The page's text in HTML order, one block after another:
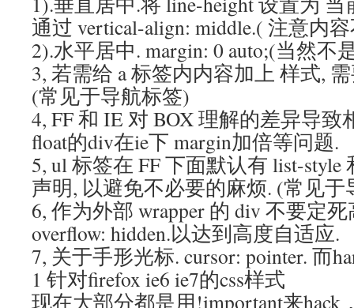
通过 vertical-align: middle.( 注意内
2).水平居中. margin: 0 auto;(当然不
3, 若需给 a 标签内内容加上 样式,
(常见于导航标签)
4, FF 和 IE 对 BOX 理解的差异导致
float的div在ie下 margin加倍等问题.
5, ul 标签在 FF 下面默认有 list-style
声明, 以避免不必要的麻烦. (常见
6, 作为外部 wrapper 的 div 不要定
overflow: hidden.以达到高度自适应.
7, 关于手形光标. cursor: pointer. 而
1 针对firefox ie6 ie7的css样式
现在大部分都是用!important来hack